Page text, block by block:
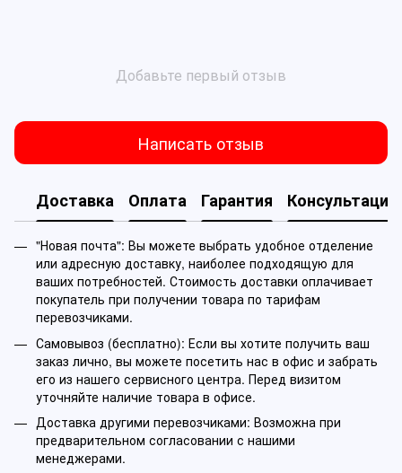
Добавьте первый отзыв
Написать отзыв
Доставка Оплата Гарантия Консультация
"Новая почта": Вы можете выбрать удобное отделение
или адресную доставку, наиболее подходящую для
ваших потребностей. Стоимость доставки оплачивает
покупатель при получении товара по тарифам
перевозчиками.
Самовывоз (бесплатно): Если вы хотите получить ваш
заказ лично, вы можете посетить нас в офис и забрать
его из нашего сервисного центра. Перед визитом
уточняйте наличие товара в офисе.
Доставка другими перевозчиками: Возможна при
предварительном согласовании с нашими
менеджерами.